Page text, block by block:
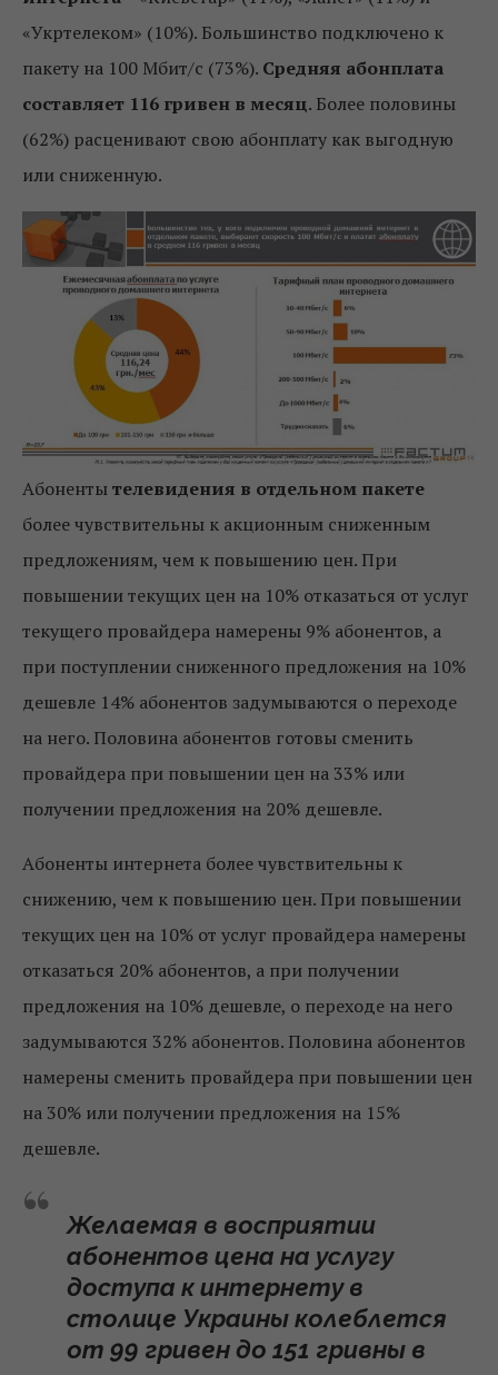
«Укртелеком» (10%). Большинство подключено к
пакету на 100 Мбит/с (73%). Средняя абонплата
составляет 116 гривен в месяц. Более половины
(62%) расценивают свою абонплату как выгодную
или сниженную.
Абонентытелевидения в отдельном пакете
более чувствительны к акционным сниженным
предложениям, чем к повышению цен. При
повышении текущих цен на 10% отказаться от услуг
текущего провайдера намерены 9% абонентов, а
при поступлении сниженного предложения на 10%
дешевле 14% абонентов задумываются о переходе
на него. Половина абонентов готовы сменить
провайдера при повышении цен на 33% или
получении предложения на 20% дешевле.
Абоненты интернета более чувствительны к
снижению, чем к повышению цен. При повышении
текущих цен на 10% от услуг провайдера намерены
отказаться 20% абонентов, а при получении
предложения на 10% дешевле, о переходе на него
задумываются 32% абонентов. Половина абонентов
намерены сменить провайдера при повышении цен
на 30% или получении предложения на 15%
дешевле.
Желаемая в восприятии
абонентов цена на услугу
доступа к интернету в
столице Украины колеблется
от 99 гривен до 151 гривны в